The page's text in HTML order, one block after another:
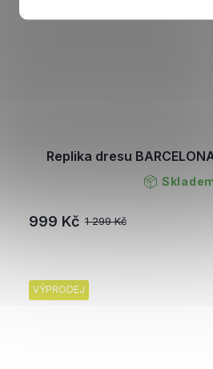
Replika dresu
1 299 Kč
999 Kč
VÝPRODEJ